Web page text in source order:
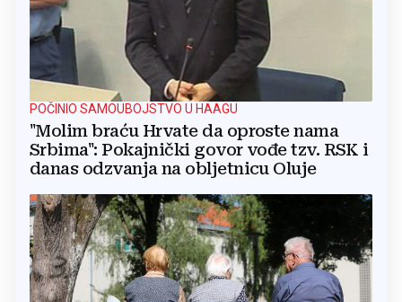
POČINIO SAMOUBOJSTVO U HAAGU
"Molim braću Hrvate da oproste nama
Srbima": Pokajnički govor vođe tzv. RSK i
danas odzvanja na obljetnicu Oluje